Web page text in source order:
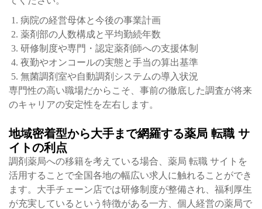
病院の経営母体と今後の事業計画
薬剤部の人数構成と平均勤続年数
研修制度や専門・認定薬剤師への支援体制
夜勤やオンコールの実態と手当の算出基準
無菌調剤室や自動調剤システムの導入状況
専門性の高い職場だからこそ、事前の徹底した調査が将来
のキャリアの安定性を左右します。
地域密着型から大手まで網羅する薬局 転職 サ
イトの利点
調剤薬局への移籍を考えている場合、薬局 転職 サイトを
活用することで全国各地の幅広い求人に触れることができ
ます。大手チェーン店では研修制度が整備され、福利厚生
が充実しているという特徴がある一方、個人経営の薬局で